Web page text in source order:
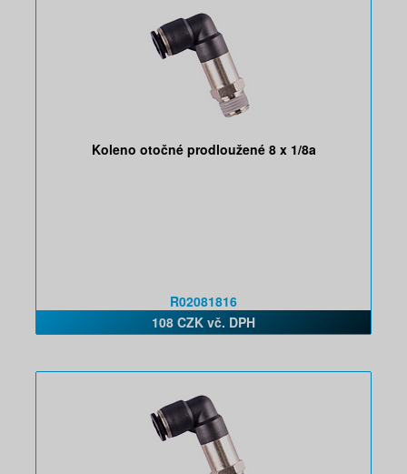
Koleno otočné prodloužené 8 x 1/8a
R02081816
108 CZK vč. DPH